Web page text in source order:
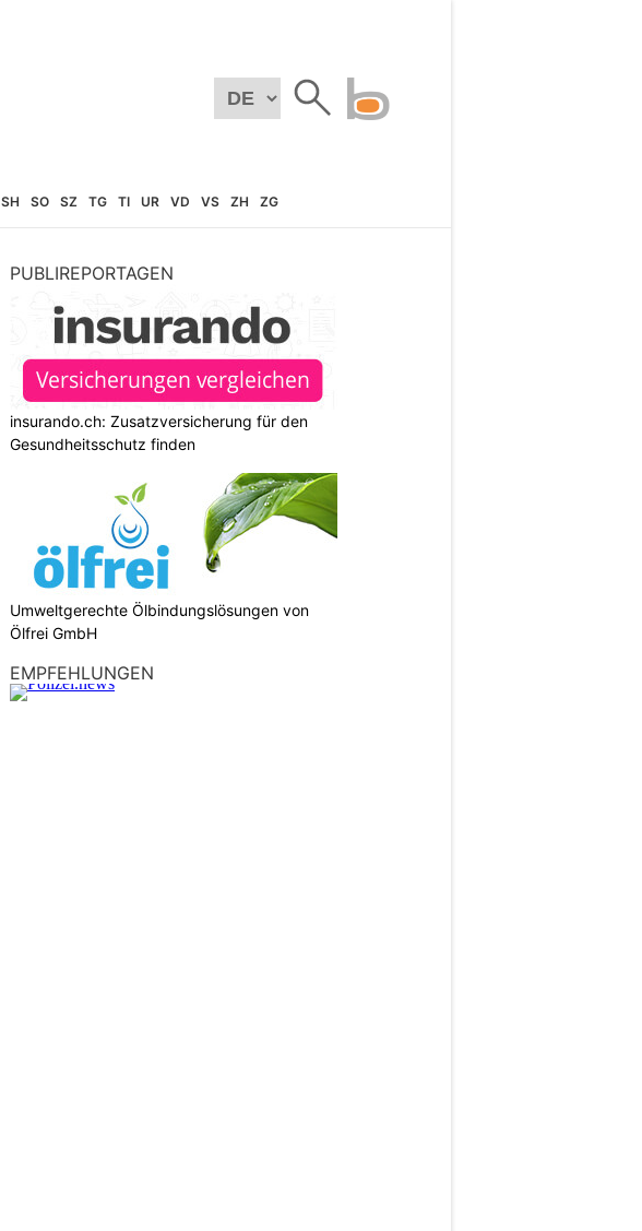
SH SO SZ TG TI UR VD VS ZH ZG
PUBLIREPORTAGEN
insurando.ch: Zusatzversicherung für den
Gesundheitsschutz finden
Umweltgerechte Ölbindungslösungen von
Ölfrei GmbH
EMPFEHLUNGEN